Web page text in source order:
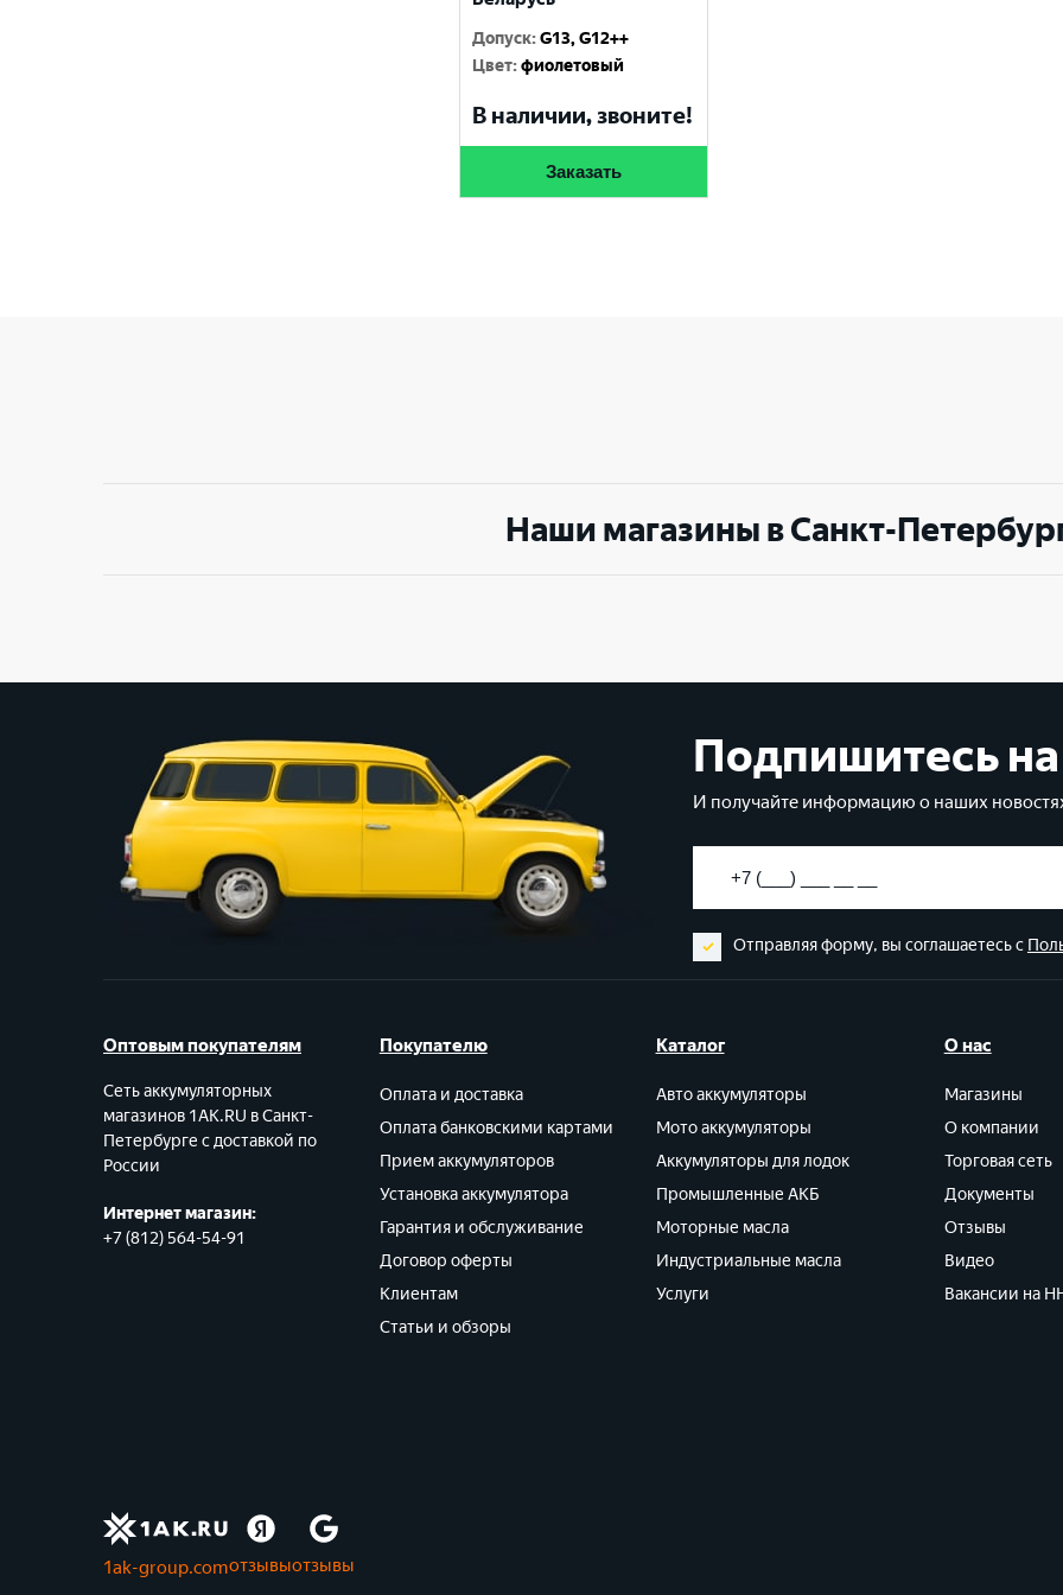
Допуск:G13, G12++
Цвет:фиолетовый
В наличии, звоните!
Заказать
Наши магазины в Санкт-
Подпишитесь
И получайте информацию о наших
Отправляя форму, вы соглашаетесь с
Оптовым покупателям
Сеть аккумуляторных
магазинов 1AK.RU в Санкт-
Петербурге с доставкой по
России
Интернет магазин:
+7 (812) 564-54-91
Покупателю
Оплата и доставка
Оплата банковскими картами
Прием аккумуляторов
Установка аккумулятора
Гарантия и обслуживание
Договор оферты
Клиентам
Статьи и обзоры
Каталог
Авто аккумуляторы
Мото аккумуляторы
Аккумуляторы для лодок
Промышленные АКБ
Моторные масла
Индустриальные масла
Услуги
О нас
Магазины
О компании
Торговая сеть
Документы
Отзывы
Видео
Вакансии на
1ak-group.comотзывыотзывы
Выберите ваш город
Великий Новгород
Москва